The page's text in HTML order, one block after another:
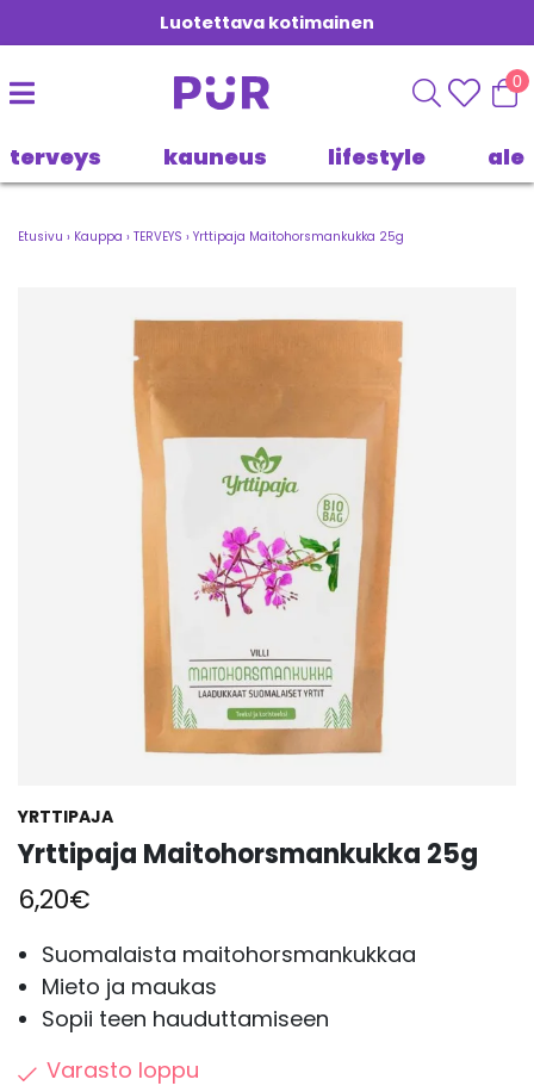
Luotettava kotimainen
0
terveys kauneus lifestyle ale
Etusivu › Kauppa › TERVEYS › Yrttipaja Maitohorsmankukka 25g
YRTTIPAJA
Yrttipaja Maitohorsmankukka 25g
6,20€
Suomalaista maitohorsmankukkaa
Mieto ja maukas
Sopii teen hauduttamiseen
Varasto loppu